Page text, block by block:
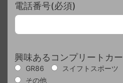
電話番号(必須)
興味あるコンプリートカー
GR86 スイフトスポーツ
その他